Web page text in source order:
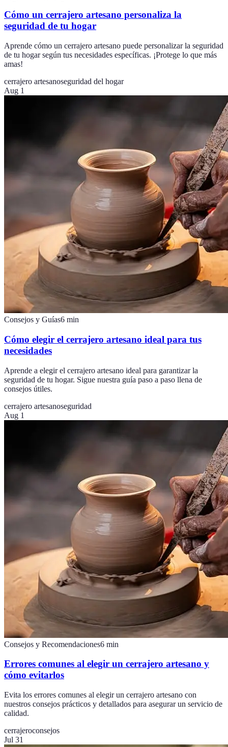
Cómo un cerrajero artesano personaliza la
seguridad de tu hogar
Aprende cómo un cerrajero artesano puede personalizar la seguridad
de tu hogar según tus necesidades específicas. ¡Protege lo que más
amas!
cerrajero artesanoseguridad del hogar
Aug 1
Consejos y Guías6 min
Cómo elegir el cerrajero artesano ideal para tus
necesidades
Aprende a elegir el cerrajero artesano ideal para garantizar la
seguridad de tu hogar. Sigue nuestra guía paso a paso llena de
consejos útiles.
cerrajero artesanoseguridad
Aug 1
Consejos y Recomendaciones6 min
Errores comunes al elegir un cerrajero artesano y
cómo evitarlos
Evita los errores comunes al elegir un cerrajero artesano con
nuestros consejos prácticos y detallados para asegurar un servicio de
calidad.
cerrajeroconsejos
Jul 31